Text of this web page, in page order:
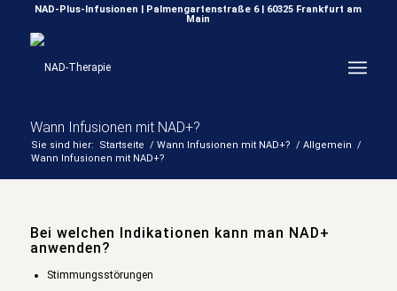
NAD-Plus-Infusionen | Palmengartenstraße 6 | 60325 Frankfurt am
Main
Wann Infusionen mit NAD+?
Sie sind hier: Startseite / Wann Infusionen mit NAD+? / Allgemein /
Wann Infusionen mit NAD+?
Bei welchen Indikationen kann man NAD+
anwenden?
Stimmungsstörungen